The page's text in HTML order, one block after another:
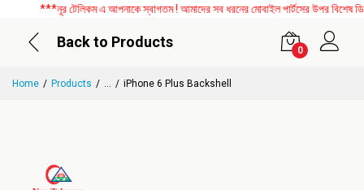
***নূর টেলিকম এ আপনাকে স্বাগতম ! আমাদের সব ধরনের মোবাইল পার্টসের উপর বিশেষ
Back to Products
0
Home Products ... iPhone 6 Plus Backshell